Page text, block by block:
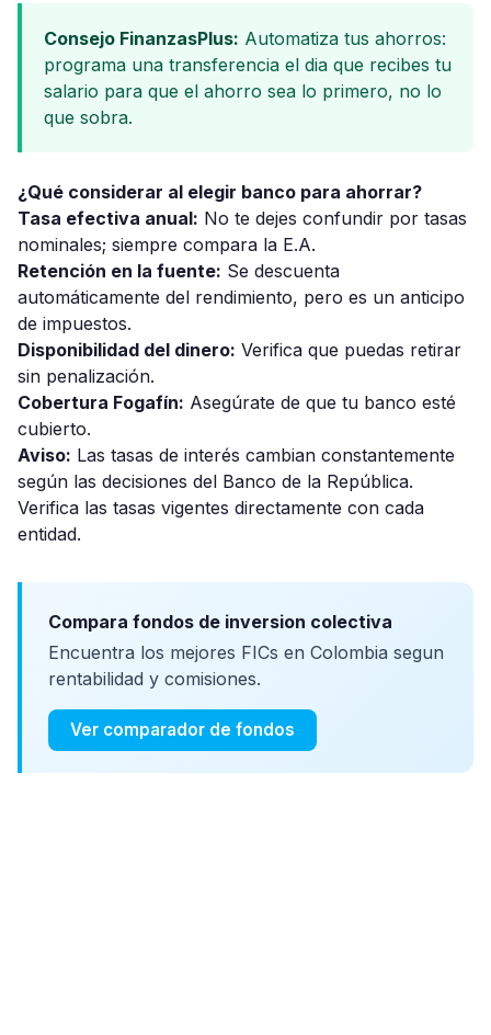
Consejo FinanzasPlus: Automatiza tus ahorros:
programa una transferencia el dia que recibes tu
salario para que el ahorro sea lo primero, no lo
que sobra.
¿Qué considerar al elegir banco para ahorrar?
Tasa efectiva anual: No te dejes confundir por tasas
nominales; siempre compara la E.A.
Retención en la fuente: Se descuenta
automáticamente del rendimiento, pero es un anticipo
de impuestos.
Disponibilidad del dinero: Verifica que puedas retirar
sin penalización.
Cobertura Fogafín: Asegúrate de que tu banco esté
cubierto.
Aviso: Las tasas de interés cambian constantemente
según las decisiones del Banco de la República.
Verifica las tasas vigentes directamente con cada
entidad.
Compara fondos de inversion colectiva
Encuentra los mejores FICs en Colombia segun
rentabilidad y comisiones.
Ver comparador de fondos